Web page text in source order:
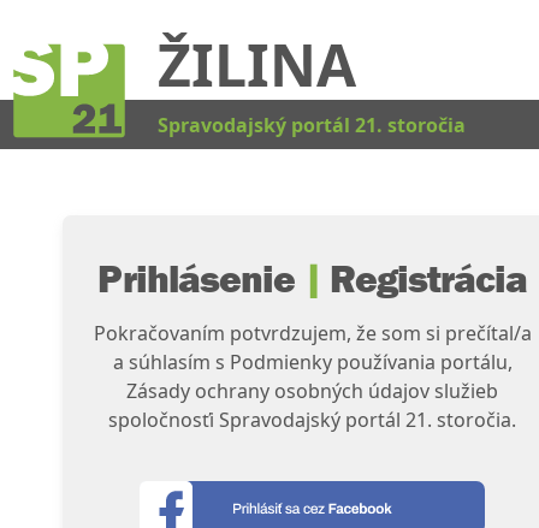
ŽILINA
Spravodajský portál 21. storočia
Prihlásenie | Registrácia
Pokračovaním potvrdzujem, že som si prečítal/a
a súhlasím s Podmienky používania portálu,
Zásady ochrany osobných údajov služieb
spoločnosťi Spravodajský portál 21. storočia.